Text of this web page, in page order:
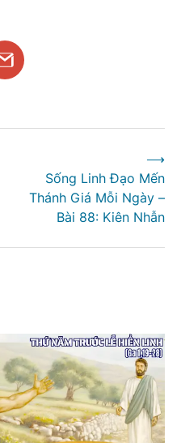
Sống Linh Đạo Mến
Thánh Giá Mỗi Ngày –
Bài 88: Kiên Nhẫn
⟶